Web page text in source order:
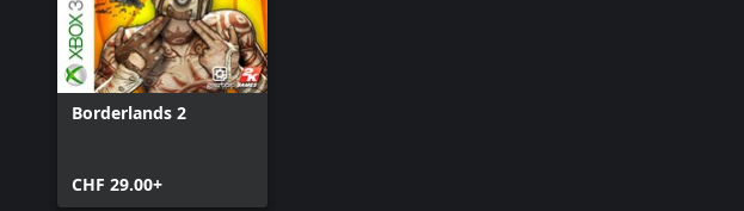
Borderlands 2
CHF 29.00+